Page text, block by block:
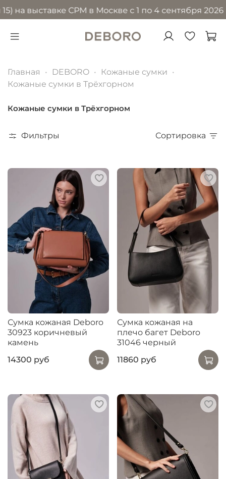
CPM в Москве с 1 по 4 сентября 2026 года
Главная DEBORO
Кожаные сумки
Кожаные сумки в Трёхгорном
Кожаные сумки в Трёхгорном
Фильтры Сортировка
Сумка кожаная Deboro
30923 коричневый
камень
14300 руб
Сумка кожаная на
плечо багет Deboro
31046 черный
11860 руб